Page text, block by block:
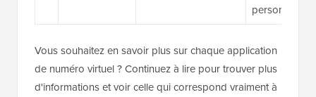
personnalisés
Vous souhaitez en savoir plus sur chaque application
de numéro virtuel ? Continuez à lire pour trouver plus
d'informations et voir celle qui correspond vraiment à